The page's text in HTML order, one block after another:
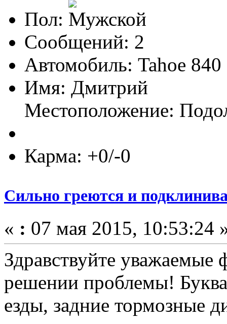
Пол:
Сообщений: 2
Автомобиль: Tahoe 840
Имя: Дмитрий
Местоположение:
Карма: +0/-0
Сильно греются и
« : 07 мая 2015, 10:53:24
Здравствуйте
решении проблемы!
езды, задние тормозные